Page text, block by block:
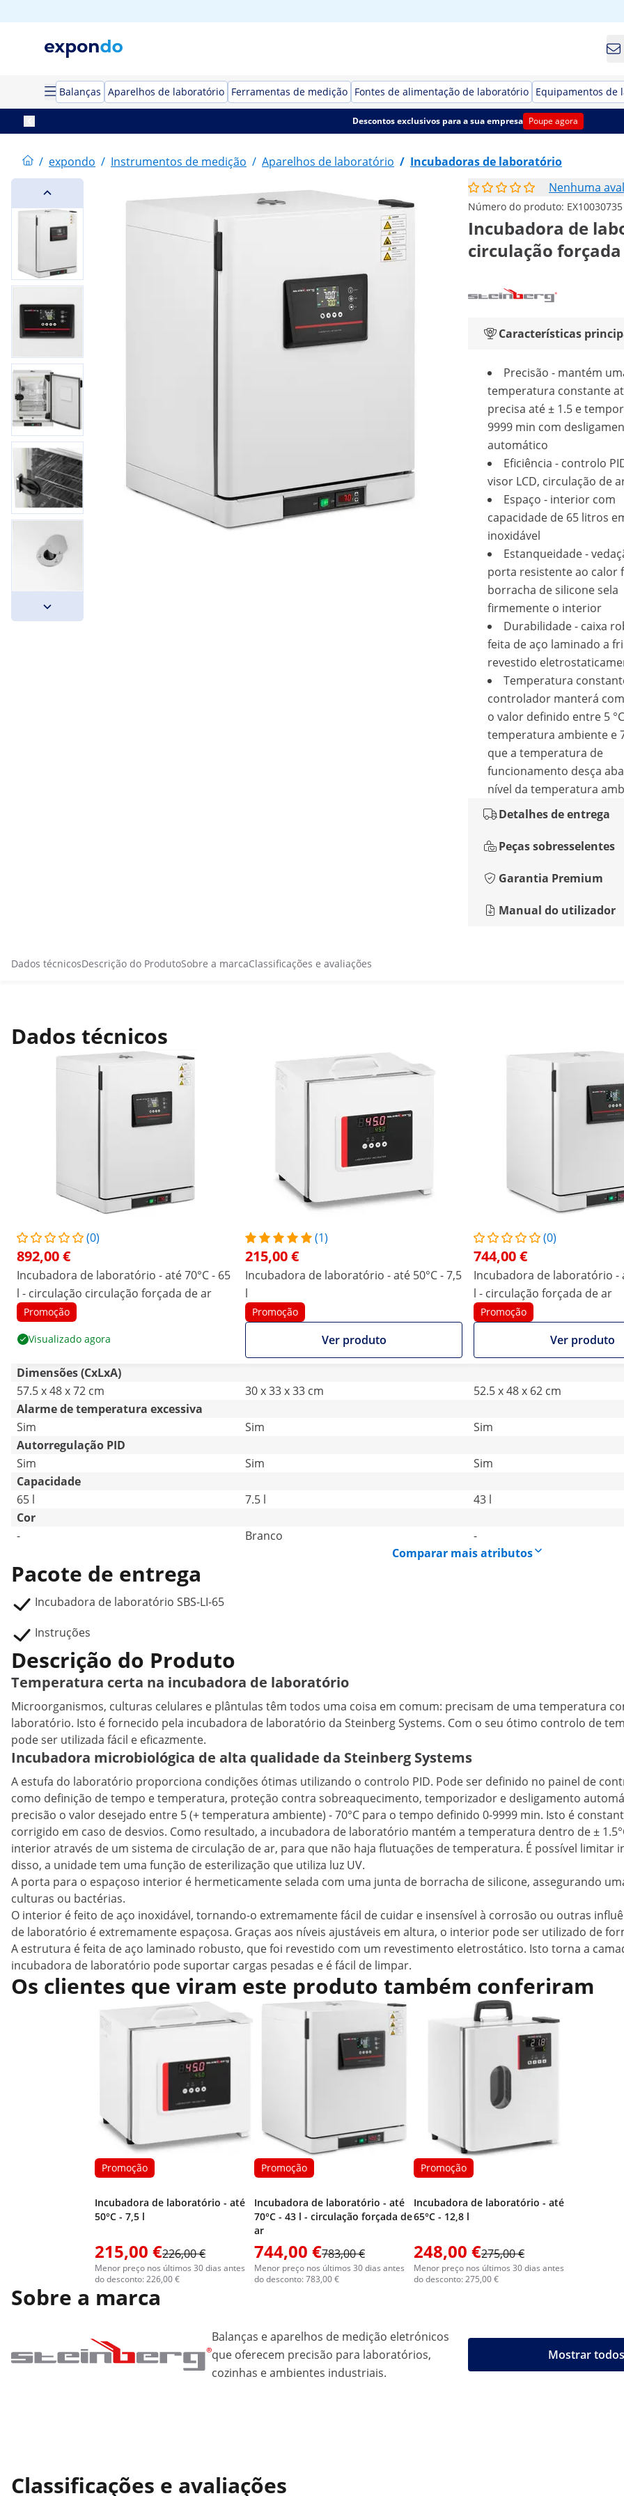
Balanças Aparelhos de laboratório Ferramentas de medição Fontes de alimentação de laboratório Equipamentos de
Descontos exclusivos para a sua empresa Poupe agora
/ expondo / Instrumentos de medição / Aparelhos de laboratório / Incubadoras de laboratório
Nenhuma
Número do produto: EX10030735
Incubadora de
circulação
Características
Precisão - mantém
temperatura constante
precisa até ± 1.5 e
9999 min com
automático
Eficiência - controlo
visor LCD, circulação de
Espaço - interior com
capacidade de 65 litros
inoxidável
Estanqueidade -
porta resistente ao calor
borracha de silicone sela
firmemente o interior
Durabilidade - caixa
feita de aço laminado a
revestido
Temperatura
controlador manterá
o valor definido entre 5
temperatura ambiente e
que a temperatura de
funcionamento desça
nível da temperatura
Detalhes de entrega
Peças sobresselentes
Garantia Premium
Manual do utilizador
Dados técnicosDescrição do ProdutoSobre a marcaClassificações e avaliações
Dados técnicos
(0)
892,00 €
Incubadora de laboratório - até 70°C - 65
l - circulação circulação forçada de ar
Promoção
Visualizado agora
(1)
215,00 €
Incubadora de laboratório - até 50°C - 7,5
l
Promoção
Ver produto
(0)
744,00 €
Incubadora de laboratório -
l - circulação forçada de ar
Promoção
Ver produto
Dimensões (CxLxA)
57.5 x 48 x 72 cm
30 x 33 x 33 cm
52.5 x 48 x 62 cm
Alarme de temperatura excessiva
Sim
Sim
Sim
Autorregulação PID
Sim
Sim
Sim
Capacidade
65 l
7.5 l
43 l
Cor
-
Branco
-
Comparar mais atributos
Pacote de entrega
Incubadora de laboratório SBS-LI-65
Instruções
Descrição do Produto
Temperatura certa na incubadora de laboratório
Microorganismos, culturas celulares e plântulas têm todos uma coisa em comum: precisam de uma temperatura
laboratório. Isto é fornecido pela incubadora de laboratório da Steinberg Systems. Com o seu ótimo controlo de
pode ser utilizada fácil e eficazmente.
Incubadora microbiológica de alta qualidade da Steinberg Systems
A estufa do laboratório proporciona condições ótimas utilizando o controlo PID. Pode ser definido no painel de
como definição de tempo e temperatura, proteção contra sobreaquecimento, temporizador e desligamento
precisão o valor desejado entre 5 (+ temperatura ambiente) - 70°C para o tempo definido 0-9999 min. Isto é
corrigido em caso de desvios. Como resultado, a incubadora de laboratório mantém a temperatura dentro de ±
interior através de um sistema de circulação de ar, para que não haja flutuações de temperatura. É possível
disso, a unidade tem uma função de esterilização que utiliza luz UV.
A porta para o espaçoso interior é hermeticamente selada com uma junta de borracha de silicone, assegurando
culturas ou bactérias.
O interior é feito de aço inoxidável, tornando-o extremamente fácil de cuidar e insensível à corrosão ou outras
de laboratório é extremamente espaçosa. Graças aos níveis ajustáveis em altura, o interior pode ser utilizado de
A estrutura é feita de aço laminado robusto, que foi revestido com um revestimento eletrostático. Isto torna a
incubadora de laboratório pode suportar cargas pesadas e é fácil de limpar.
Os clientes que viram este produto também conferiram
Promoção
Incubadora de laboratório - até
50°C - 7,5 l
215,00 €226,00 €
Menor preço nos últimos 30 dias antes
do desconto: 226,00 €
Promoção
Incubadora de laboratório - até
70°C - 43 l - circulação forçada de
ar
744,00 €783,00 €
Menor preço nos últimos 30 dias antes
do desconto: 783,00 €
Promoção
Incubadora de laboratório - até
65°C - 12,8 l
248,00 €275,00 €
Menor preço nos últimos 30 dias antes
do desconto: 275,00 €
Sobre a marca
Balanças e aparelhos de medição eletrónicos
que oferecem precisão para laboratórios,
cozinhas e ambientes industriais.
Mostrar
Classificações e avaliações